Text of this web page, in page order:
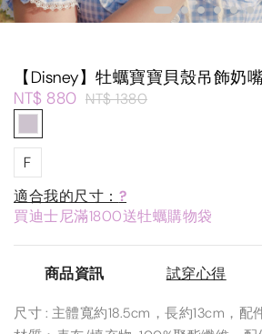
【Disney】牡蠣寶寶貝殼吊飾奶
NT$ 880 NT$ 1380
F
適合我的尺寸： ?
買迪士尼滿1800送牡蠣購物袋
商品資訊 試穿心得
尺寸 : 主體寬約18.5cm，長約13cm，配